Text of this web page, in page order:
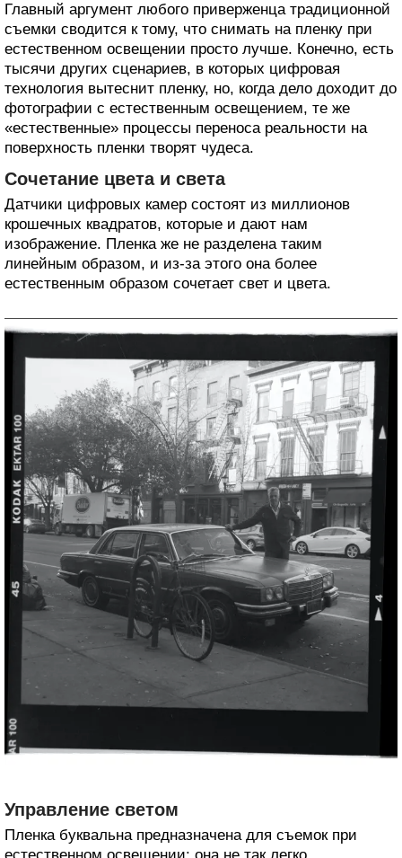
Главный аргумент любого приверженца традиционной
съемки сводится к тому, что снимать на пленку при
естественном освещении просто лучше. Конечно, есть
тысячи других сценариев, в которых цифровая
технология вытеснит пленку, но, когда дело доходит до
фотографии с естественным освещением, те же
«естественные» процессы переноса реальности на
поверхность пленки творят чудеса.
Сочетание цвета и света
Датчики цифровых камер состоят из миллионов
крошечных квадратов, которые и дают нам
изображение. Пленка же не разделена таким
линейным образом, и из-за этого она более
естественным образом сочетает свет и цвета.
Управление светом
Пленка буквальна предназначена для съемок при